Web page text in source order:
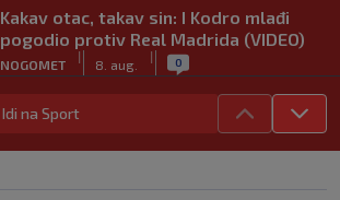
Kakav otac, takav sin: I Kodro mlađi
pogodio protiv Real Madrida (VIDEO)
NOGOMET
|
8. aug.
| 0
Sudija dosjetljivim komentarom
nasmijao publiku nakon žalbe tenisera
Idi na Sport